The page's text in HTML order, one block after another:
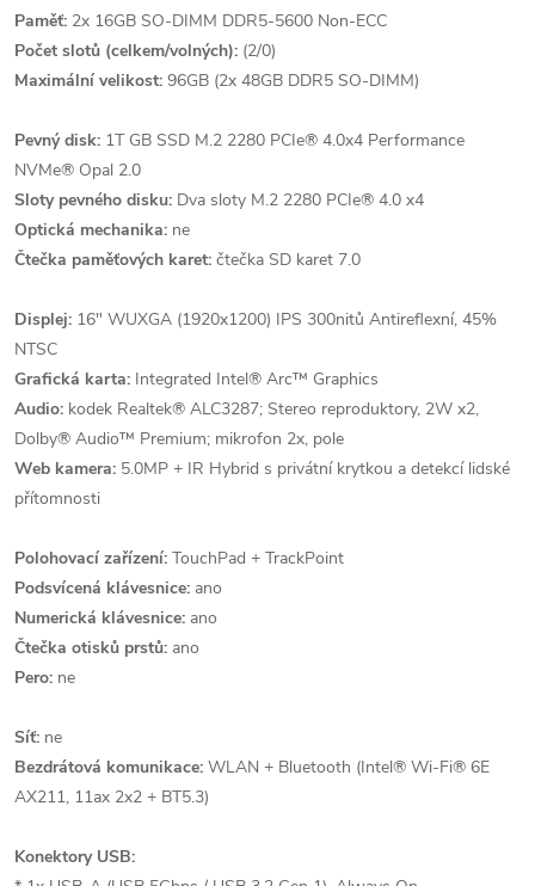
Paměť: 2x 16GB SO-DIMM DDR5-5600 Non-ECC
Počet slotů (celkem/volných): (2/0)
Maximální velikost: 96GB (2x 48GB DDR5 SO-DIMM)
Pevný disk: 1T GB SSD M.2 2280 PCIe® 4.0x4 Performance
NVMe® Opal 2.0
Sloty pevného disku: Dva sloty M.2 2280 PCIe® 4.0 x4
Optická mechanika: ne
Čtečka paměťových karet: čtečka SD karet 7.0
Displej: 16" WUXGA (1920x1200) IPS 300nitů Antireflexní, 45%
NTSC
Grafická karta: Integrated Intel® Arc™ Graphics
Audio: kodek Realtek® ALC3287; Stereo reproduktory, 2W x2,
Dolby® Audio™ Premium; mikrofon 2x, pole
Web kamera: 5.0MP + IR Hybrid s privátní krytkou a detekcí lidské
přítomnosti
Polohovací zařízení: TouchPad + TrackPoint
Podsvícená klávesnice: ano
Numerická klávesnice: ano
Čtečka otisků prstů: ano
Pero: ne
Síť: ne
Bezdrátová komunikace: WLAN + Bluetooth (Intel® Wi-Fi® 6E
AX211, 11ax 2x2 + BT5.3)
Konektory USB: